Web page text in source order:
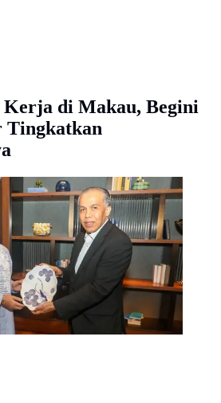
di Makau, Begini
Tingkatkan
Ida Fauziyah dalam
Konsul Jenderal RI untuk Hong
Edison, di Makau, Rabu